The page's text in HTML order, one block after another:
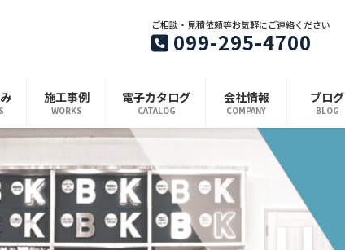
ご相談・見積依頼等お気軽にご連絡ください
099-295-4700
施工事例
WORKS
電子カタログ
CATALOG
会社情報
COMPANY
ブログ
BLOG